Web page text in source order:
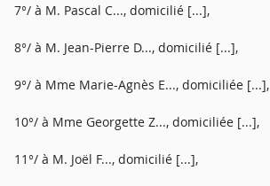
7°/ à M. Pascal C..., domicilié [...],
8°/ à M. Jean-Pierre D..., domicilié [...],
9°/ à Mme Marie-Agnès E..., domiciliée [...],
10°/ à Mme Georgette Z..., domiciliée [...],
11°/ à M. Joël F..., domicilié [...],